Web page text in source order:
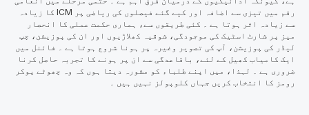
رقم میں تیزی سے اضافہ اور کیے گئے فیصلوں کی ریاضی پر ICM کا زیادہ
سے زیادہ اثر ہوتا ہے ۔ کئی طریقوں سے، ہماری حکمت عملی کا انحصار
میز پر شارٹ اسٹیک کی موجودگی، شوقیہ کھلاڑیوں اور ان کی پوزیشن، چپ
لیڈر کی پوزیشن، آپ کی تصویر وغیرہ پر ہونا شروع ہوتا ہے ۔ فائنل میں
ایک کامیاب کھیل کے لئے، باقاعدگی سے ان پر ہونے کا تجربہ حاصل کرنا
ضروری ہے ۔ لہذا، میں اپنے طلباء کو مشورہ دیتا ہوں کہ وہ چھوٹے پوکر
رومز کا انتخاب کریں جہاں کلوپولز نہیں ہیں ۔